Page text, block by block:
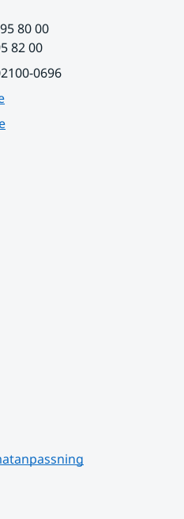
80 00
82 00
0696